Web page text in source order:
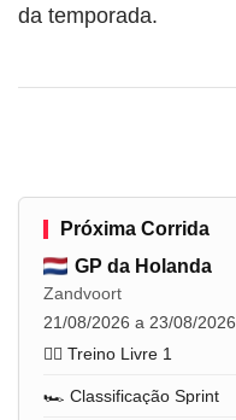
da temporada.
Próxima Corrida
GP da Holanda
Zandvoort
21/08/2026 a 23/08/2026
🏋️‍♂️ Treino Livre 1
🏎️ Classificação Sprint